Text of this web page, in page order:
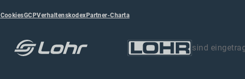
CookiesGCPVerhaltenskodexPartner-Charta
sind